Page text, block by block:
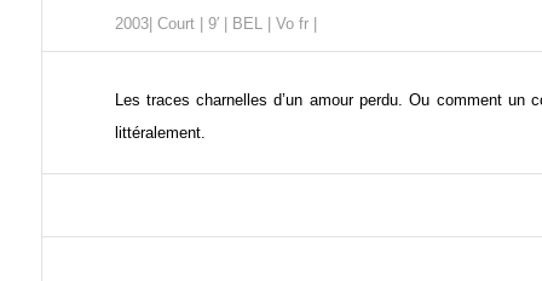
2003| Court | 9′ | BEL | Vo fr |
Les traces charnelles d’un amour perdu. Ou comment un
littéralement.